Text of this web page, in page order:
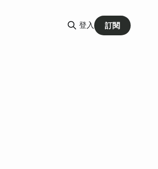
登入 訂閱